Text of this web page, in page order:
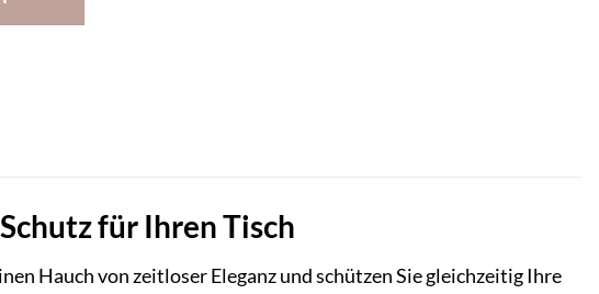
für Ihren Tisch
Hauch von zeitloser Eleganz und schützen Sie gleichzeitig Ihre